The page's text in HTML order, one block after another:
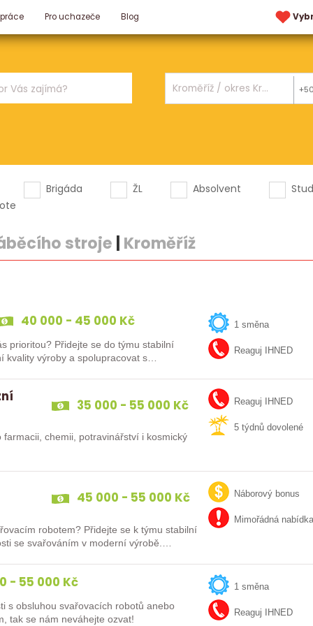
Pro uchazeče Blog
Brigáda ŽL Absolvent
stroje Kroměříž
40 000 - 45 000 Kč
týmu stabilní
kvality výroby a spolupracovat s…
1 směna
Reaguj IHNED
35 000 - 55 000 Kč
chemii, potravinářství i kosmický
Reaguj IHNED
5 týdnů dovolené
45 000 - 55 000 Kč
robotem? Přidejte se k týmu stabilní
se svařováním v moderní výrobě.…
Náborový bonus
Mimořádná
- 55 000 Kč
s obsluhou svařovacích robotů anebo
tak se nám neváhejte ozvat!
1 směna
Reaguj IHNED